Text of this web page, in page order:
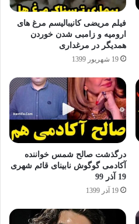
فیلم مریضی کانیبالیسم مرغ های
ارومیه و زامبی شدن خوردن
همدیگر در مرغداری
19 شهریور 1399
درگذشت صالح شمس خواننده
آکادمی گوگوش نابینای قائم شهری
19 آذر 99
19 آذر 1399